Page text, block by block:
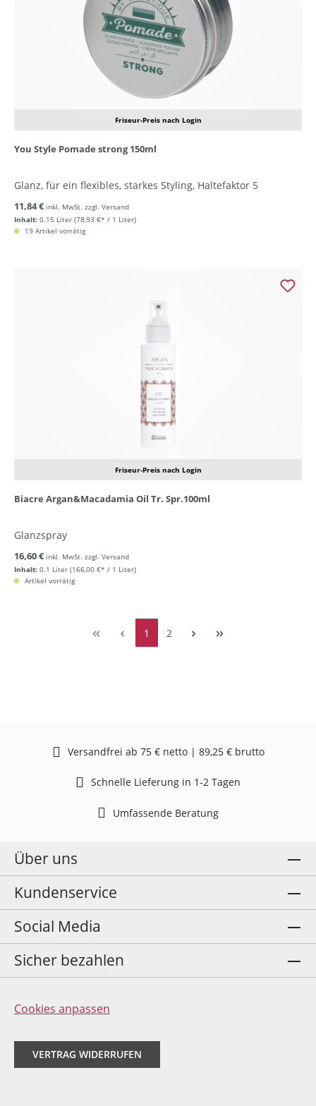
Friseur-Preis nach Login
You Style Pomade strong 150ml
Glanz, für ein flexibles, starkes Styling, Haltefaktor 5
Inhalt: 0.15 Liter (78,93 €* / 1 Liter)
11,84 € inkl. MwSt. zzgl. Versand
19 Artikel vorrätig
Friseur-Preis nach Login
Biacre Argan&Macadamia Oil Tr. Spr.100ml
Glanzspray
Inhalt: 0.1 Liter (166,00 €* / 1 Liter)
16,60 € inkl. MwSt. zzgl. Versand
Artikel vorrätig
1 2
Versandfrei ab 75 € netto | 89,25 € brutto
Schnelle Lieferung in 1-2 Tagen
Umfassende Beratung
Über uns
Kundenservice
Social Media
Sicher bezahlen
Cookies anpassen
VERTRAG WIDERRUFEN